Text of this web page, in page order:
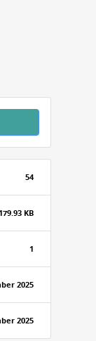
54
179.93 KB
1
2025
2025